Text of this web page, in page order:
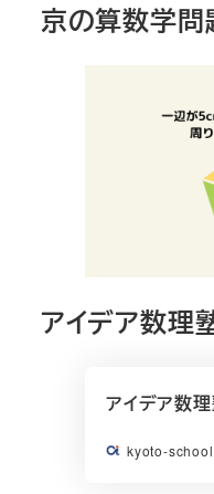
京の算数学問
アイデア数理
アイデア数
kyoto-